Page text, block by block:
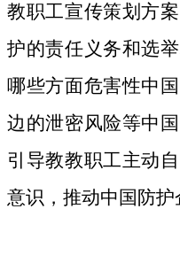
教职工宣传策划方
护的责任义务和选
哪些方面危害性中
边的泄密风险等中
引导教教职工主动
意识，推动中国防护